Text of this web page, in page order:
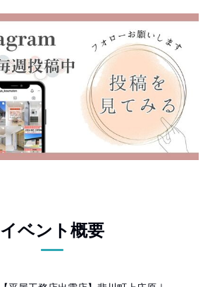
イベント概要